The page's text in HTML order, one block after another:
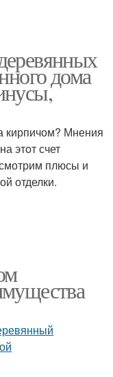
дома
кирпичом? Мнения
этот счет
плюсы и
отделки.